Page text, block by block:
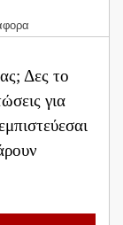
Δες το
για